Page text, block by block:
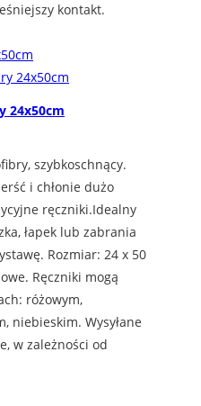
kontakt.
24x50cm
szybkoschnący.
i chłonie dużo
ręczniki.Idealny
łapek lub zabrania
Rozmiar: 24 x 50
Ręczniki mogą
różowym,
niebieskim. Wysyłane
w zależności od